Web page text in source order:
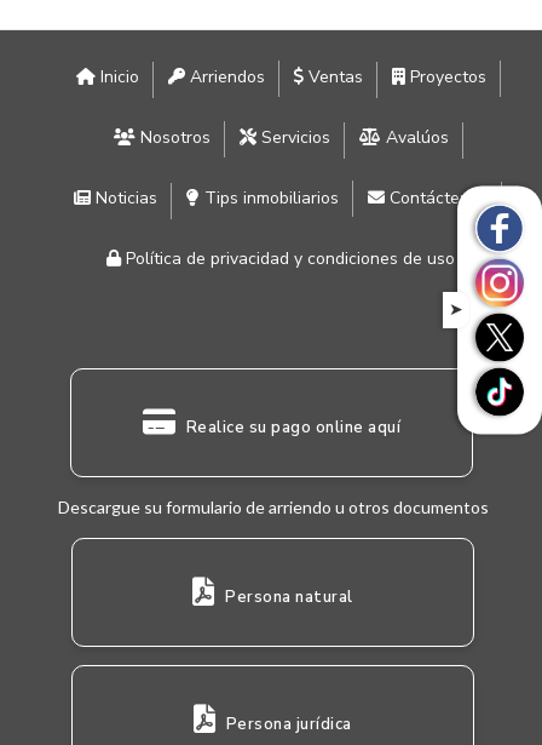
Inicio Arriendos Ventas Proyectos
Nosotros Servicios Avalúos
Noticias Tips inmobiliarios Contáctenos
Política de privacidad y condiciones de uso
Realice su pago online aquí
Descargue su formulario de arriendo u otros documentos
Persona natural
Persona jurídica
➤